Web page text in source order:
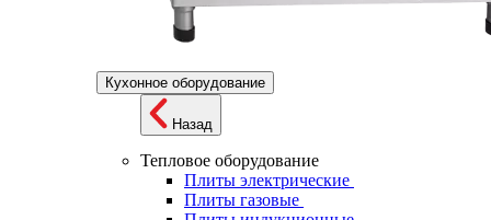
Кухонное оборудование
Назад
Тепловое оборудование
Плиты электрические
Плиты газовые